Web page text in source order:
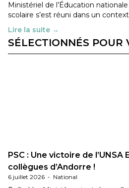
Ministériel de l’Éducation
scolaire s’est réuni dans un
Lire la suite →
SÉLECTIONNÉS POUR
PSC : Une victoire de
collègues d’Andorre !
6 juillet 2026 - National